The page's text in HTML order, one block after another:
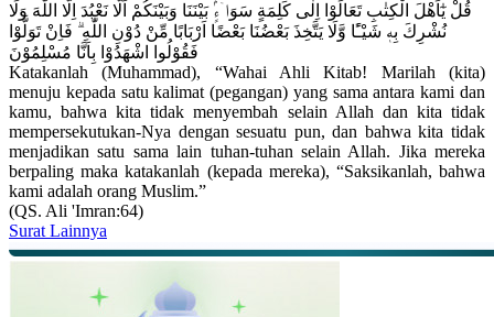
قُلْ يٰٓاَهْلَ الْكِتٰبِ تَعَالَوْا اِلٰى كَلِمَةٍ سَوَاۤءٍۢ بَيْنَنَا وَبَيْنَكُمْ اَلَّا نَعْبُدَ اِلَّا اللّٰهَ وَلَا
نُشْرِكَ بِهٖ شَيْـًٔا وَّلَا يَتَّخِذَ بَعْضُنَا بَعْضًا اَرْبَابًا مِّنْ دُوْنِ اللّٰهِ ۗ فَاِنْ تَوَلَّوْا
فَقُوْلُوا اشْهَدُوْا بِاَنَّا مُسْلِمُوْنَ
Katakanlah (Muhammad), “Wahai Ahli Kitab! Marilah (kita)
menuju kepada satu kalimat (pegangan) yang sama antara kami dan
kamu, bahwa kita tidak menyembah selain Allah dan kita tidak
mempersekutukan-Nya dengan sesuatu pun, dan bahwa kita tidak
menjadikan satu sama lain tuhan-tuhan selain Allah. Jika mereka
berpaling maka katakanlah (kepada mereka), “Saksikanlah, bahwa
kami adalah orang Muslim.”
(QS. Ali 'Imran:64)
Surat Lainnya